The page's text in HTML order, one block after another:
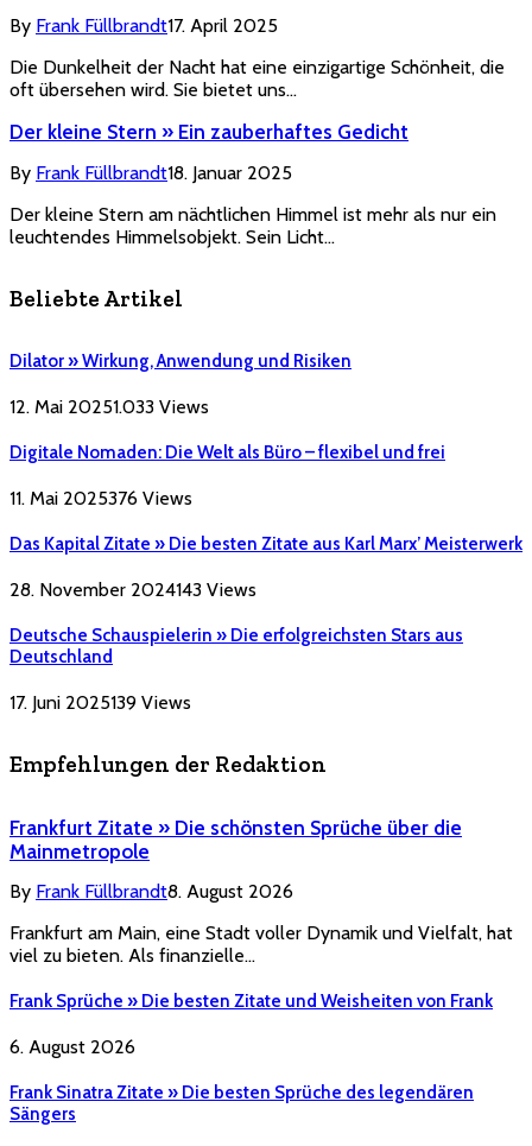
By Frank Füllbrandt17. April 2025
Die Dunkelheit der Nacht hat eine einzigartige Schönheit, die
oft übersehen wird. Sie bietet uns…
Der kleine Stern » Ein zauberhaftes Gedicht
By Frank Füllbrandt18. Januar 2025
Der kleine Stern am nächtlichen Himmel ist mehr als nur ein
leuchtendes Himmelsobjekt. Sein Licht…
Beliebte Artikel
Dilator » Wirkung, Anwendung und Risiken
12. Mai 20251.033 Views
Digitale Nomaden: Die Welt als Büro – flexibel und frei
11. Mai 2025376 Views
Das Kapital Zitate » Die besten Zitate aus Karl Marx’ Meisterwerk
28. November 2024143 Views
Deutsche Schauspielerin » Die erfolgreichsten Stars aus
Deutschland
17. Juni 2025139 Views
Empfehlungen der Redaktion
Frankfurt Zitate » Die schönsten Sprüche über die
Mainmetropole
By Frank Füllbrandt8. August 2026
Frankfurt am Main, eine Stadt voller Dynamik und Vielfalt, hat
viel zu bieten. Als finanzielle…
Frank Sprüche » Die besten Zitate und Weisheiten von Frank
6. August 2026
Frank Sinatra Zitate » Die besten Sprüche des legendären
Sängers